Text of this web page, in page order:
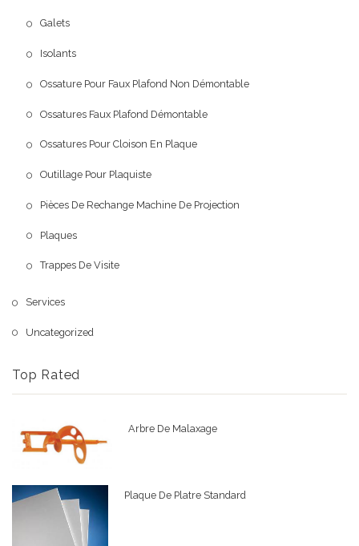
Galets
Isolants
Ossature Pour Faux Plafond Non Démontable
Ossatures Faux Plafond Démontable
Ossatures Pour Cloison En Plaque
Outillage Pour Plaquiste
Pièces De Rechange Machine De Projection
Plaques
Trappes De Visite
Services
Uncategorized
Top Rated
Arbre De Malaxage
Plaque De Platre Standard